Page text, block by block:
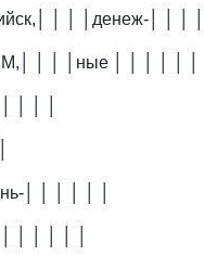
│ │ │денеж-│ │ │ │
│ │ │ные │ │ │ │ │ │
│ │ │
│ │ │ │ │ │
│ │ │ │ │